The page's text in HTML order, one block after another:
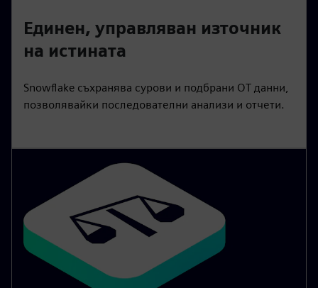
Единен, управляван източник
на истината
Snowflake съхранява сурови и подбрани OT данни,
позволявайки последователни анализи и отчети.